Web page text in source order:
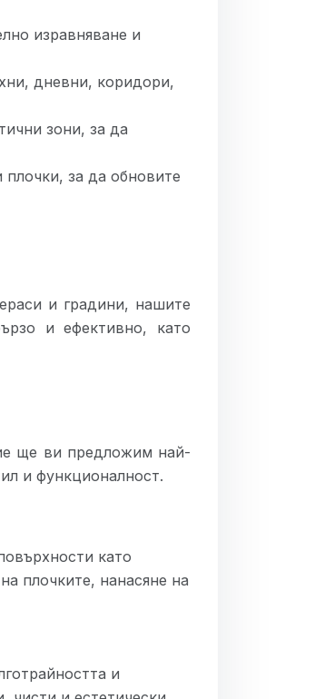
изравняване и
дневни, коридори,
зони, за да
за да обновите
и градини, нашите
и ефективно, като
ще ви предложим най-
и функционалност.
като
плочките, нанасяне на
и